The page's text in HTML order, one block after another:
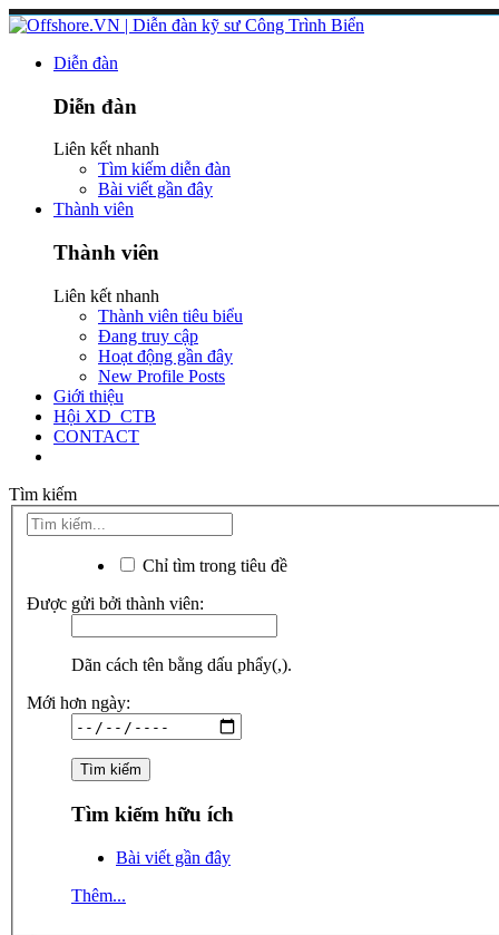
Diễn đàn
Diễn đàn
Liên kết nhanh
Tìm kiếm diễn đàn
Bài viết gần đây
Thành viên
Thành viên
Liên kết nhanh
Thành viên tiêu biểu
Đang truy cập
Hoạt động gần đây
New Profile Posts
Giới thiệu
Hội XD_CTB
CONTACT
Tìm kiếm
Chỉ tìm trong tiêu đề
Được gửi bởi thành viên:
Dãn cách tên bằng dấu phẩy(,).
Mới hơn ngày:
Tìm kiếm hữu ích
Bài viết gần đây
Thêm...